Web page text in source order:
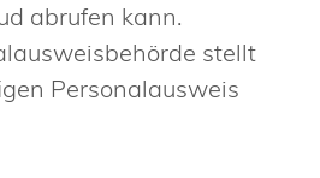
abrufen kann.
stellt
Personalausweis